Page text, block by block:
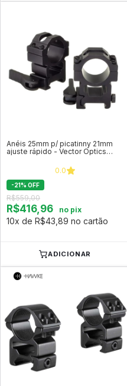
Anéis 25mm p/ picatinny 21mm
ajuste rápido - Vector Optics
0.0
-21% OFF
R$559,00
R$416,96 no pix
10x de R$43,89 no cartão
ADICIONAR